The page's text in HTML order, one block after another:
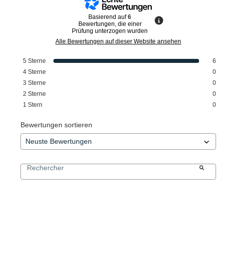
Basierend auf6
Bewertungen, die einer
Prüfung unterzogen wurden
Alle Bewertungen auf dieser Website ansehen
5 Sterne
6
4 Sterne
0
3 Sterne
0
2 Sterne
0
1 Stern 0
Bewertungen sortieren